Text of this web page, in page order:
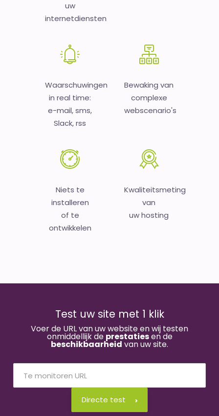
uw
internetdiensten
Waarschuwingen
in real time:
e-mail, sms,
Slack, rss
Bewaking van
complexe
webscenario's
Niets te
installeren
of te
ontwikkelen
Kwaliteitsmeting
van
uw hosting
Test uw site met 1 klik
Voer de URL van uw website en wij testen
onmiddellijk de prestatiesen de
beschikbaarheid van uw site.
Directe test